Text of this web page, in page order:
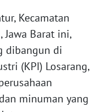
Kecamatan
Jawa Barat ini,
dibangun di
(KPI) Losarang,
minuman yang